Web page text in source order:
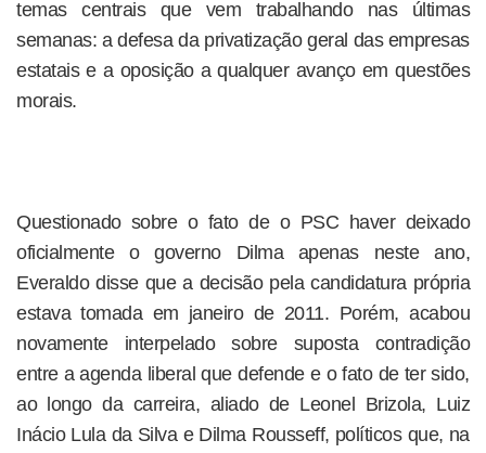
temas centrais que vem trabalhando nas últimas
semanas: a defesa da privatização geral das empresas
estatais e a oposição a qualquer avanço em questões
morais.
Questionado sobre o fato de o PSC haver deixado
oficialmente o governo Dilma apenas neste ano,
Everaldo disse que a decisão pela candidatura própria
estava tomada em janeiro de 2011. Porém, acabou
novamente interpelado sobre suposta contradição
entre a agenda liberal que defende e o fato de ter sido,
ao longo da carreira, aliado de Leonel Brizola, Luiz
Inácio Lula da Silva e Dilma Rousseff, políticos que, na